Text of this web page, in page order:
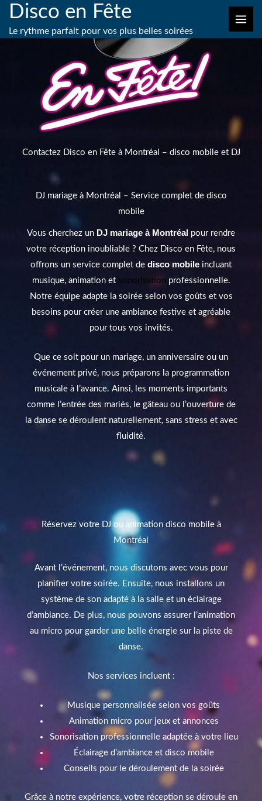
Aller
contenu
Disco en Fête
Le rythme parfait pour vos plus belles soirées
Contactez Disco en Fête à Montréal – disco mobile et DJ
DJ mariage à Montréal – Service complet de disco
mobile
Vous cherchez un DJ mariage à Montréal pour rendre
votre réception inoubliable ? Chez Disco en Fête, nous
offrons un service complet de disco mobile incluant
musique, animation et sonorisation professionnelle.
Notre équipe adapte la soirée selon vos goûts et vos
besoins pour créer une ambiance festive et agréable
pour tous vos invités.
Que ce soit pour un mariage, un anniversaire ou un
événement privé, nous préparons la programmation
musicale à l’avance. Ainsi, les moments importants
comme l’entrée des mariés, le gâteau ou l’ouverture de
la danse se déroulent naturellement, sans stress et avec
fluidité.
Réservez votre DJ ou animation disco mobile à
Montréal
Avant l’événement, nous discutons avec vous pour
planifier votre soirée. Ensuite, nous installons un
système de son adapté à la salle et un éclairage
d’ambiance. De plus, nous pouvons assurer l’animation
au micro pour garder une belle énergie sur la piste de
danse.
Nos services incluent :
Musique personnalisée selon vos goûts
Animation micro pour jeux et annonces
Sonorisation professionnelle adaptée à votre lieu
Éclairage d’ambiance et disco mobile
Conseils pour le déroulement de la soirée
Grâce à notre expérience, votre réception se déroule en